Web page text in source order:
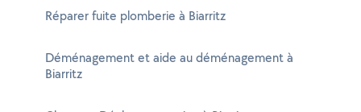
Réparer fuite plomberie à Biarritz
Déménagement et aide au déménagement à
Biarritz